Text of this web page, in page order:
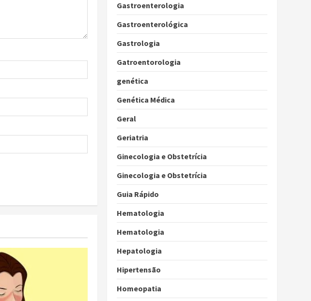
Gastroenterologia
Gastroenterológica
Gastrologia
Gatroentorologia
genética
Genética Médica
Geral
Geriatria
Ginecologia e Obstetrícia
Ginecologia e Obstetrícia
Guia Rápido
Hematologia
Hematologia
Hepatologia
Hipertensão
Homeopatia